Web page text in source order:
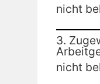
nicht
3.
nicht